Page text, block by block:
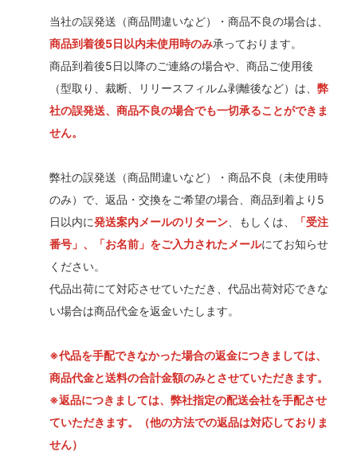
当社の誤発送（商品間違いなど）・商品不良の場合は、
商品到着後5日以内未使用時のみ承っております。
商品到着後5日以降のご連絡の場合や、商品ご使用後
（型取り、裁断、リリースフィルム剥離後など）は、 弊
社の誤発送、商品不良の場合でも一切承ることができま
せん。
弊社の誤発送（商品間違いなど）・商品不良（未使用時
のみ）で、返品・交換をご希望の場合、商品到着より5
日以内に発送案内メールのリターン、もしくは、
「受注
番号」、「お名前」をご入力されたメールにてお知らせ
ください。
代品出荷にて対応させていただき、代品出荷対応できな
い場合は商品代金を返金いたします。
※代品を手配できなかった場合の返金につきましては、
商品代金と送料の合計金額のみとさせていただきます。
※返品につきましては、弊社指定の配送会社を手配させ
ていただきます。（他の方法での返品は対応しておりま
せん）